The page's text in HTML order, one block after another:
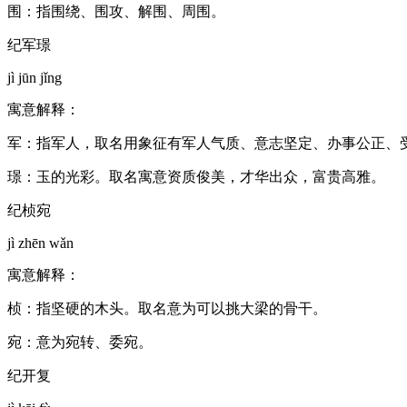
围：指围绕、围攻、解围、周围。
纪军璟
jì jūn jǐng
寓意解释：
军：指军人，取名用象征有军人气质、意志坚定、办事公正、
璟：玉的光彩。取名寓意资质俊美，才华出众，富贵高雅。
纪桢宛
jì zhēn wǎn
寓意解释：
桢：指坚硬的木头。取名意为可以挑大梁的骨干。
宛：意为宛转、委宛。
纪开复